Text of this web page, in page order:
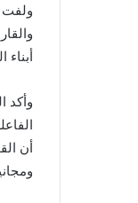
ولفت
وأكد
أن